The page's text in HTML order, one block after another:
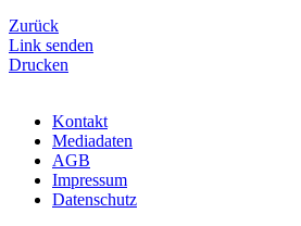
Zurück
Link senden
Drucken
Kontakt
Mediadaten
AGB
Impressum
Datenschutz